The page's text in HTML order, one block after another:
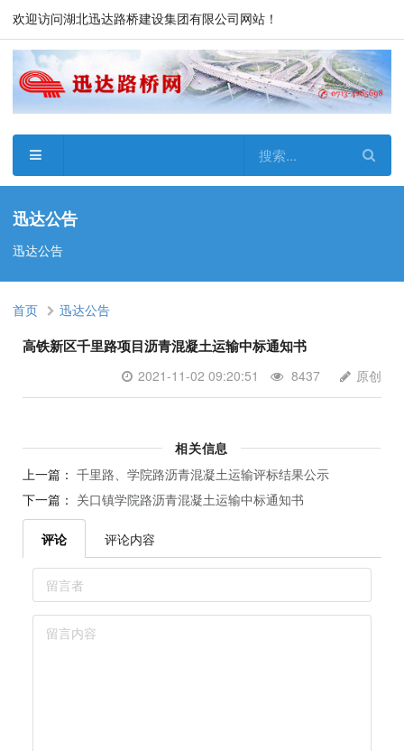
欢迎访问湖北迅达路桥建设集团有限公司网站！
迅达公告
迅达公告
首页 迅达公告
高铁新区千里路项目沥青混凝土运输中标通知书
2021-11-02 09:20:51 8437 原创
相关信息
上一篇：千里路、学院路沥青混凝土运输评标结果公示
下一篇： 关口镇学院路沥青混凝土运输中标通知书
评论 评论内容